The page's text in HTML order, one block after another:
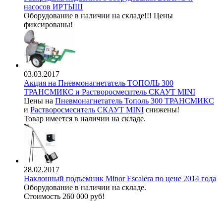
насосов ИРТЫШ
Оборудование в наличии на складе!!! Цены
фиксированы!
03.03.2017
Акция на Пневмонагнетатель ТОПОЛЬ 300
ТРАНСМИКС и Растворосмеситель СКАУТ MINI
Цены на Пневмонагнетатель Тополь 300 ТРАНСМИКС
и Растворосмеситель СКАУТ MINI снижены!
Товар имеется в наличии на складе.
28.02.2017
Наклонный подъемник Minor Escalera по цене 2014 года
Оборудование в наличии на складе.
Стоимость 260 000 руб!